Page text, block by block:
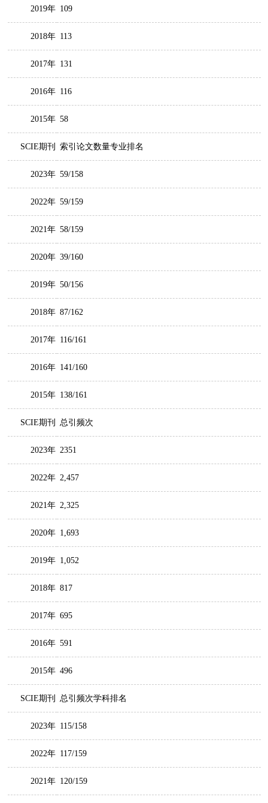
2019年 109
2018年 113
2017年 131
2016年 116
2015年 58
SCIE期刊 索引论文数量专业排名
2023年 59/158
2022年 59/159
2021年 58/159
2020年 39/160
2019年 50/156
2018年 87/162
2017年 116/161
2016年 141/160
2015年 138/161
SCIE期刊 总引频次
2023年 2351
2022年 2,457
2021年 2,325
2020年 1,693
2019年 1,052
2018年 817
2017年 695
2016年 591
2015年 496
SCIE期刊 总引频次学科排名
2023年 115/158
2022年 117/159
2021年 120/159